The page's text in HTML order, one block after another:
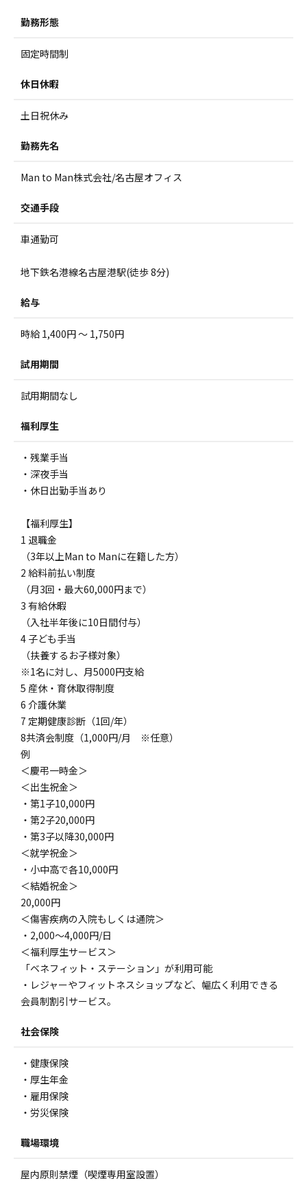
勤務形態
固定時間制
休日休暇
土日祝休み
勤務先名
Man to Man株式会社/名古屋オフィス
交通手段
車通勤可
地下鉄名港線名古屋港駅(徒歩 8分)
給与
時給 1,400円 ～ 1,750円
試用期間
試用期間なし
福利厚生
・残業手当
・深夜手当
・休日出勤手当あり
【福利厚生】
1 退職金
（3年以上Man to Manに在籍した方）
2 給料前払い制度
（月3回・最大60,000円まで）
3 有給休暇
（入社半年後に10日間付与）
4 子ども手当
（扶養するお子様対象）
※1名に対し、月5000円支給
5 産休・育休取得制度
6 介護休業
7 定期健康診断（1回/年）
8共済会制度（1,000円/月 ※任意）
例
＜慶弔一時金＞
＜出生祝金＞
・第1子10,000円
・第2子20,000円
・第3子以降30,000円
＜就学祝金＞
・小中高で各10,000円
＜結婚祝金＞
20,000円
＜傷害疾病の入院もしくは通院＞
・2,000〜4,000円/日
＜福利厚生サービス＞
「ベネフィット・ステーション」が利用可能
・レジャーやフィットネスショップなど、幅広く利用できる
会員制割引サービス。
社会保険
・健康保険
・厚生年金
・雇用保険
・労災保険
職場環境
屋内原則禁煙（喫煙専用室設置）